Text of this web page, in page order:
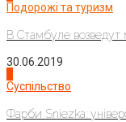
Подорожі та туризм
В Стамбуле возведут
30.06.2019
Суспільство
Фарби Sniezka: